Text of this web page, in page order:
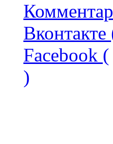
Вконтакте
Facebook (
)